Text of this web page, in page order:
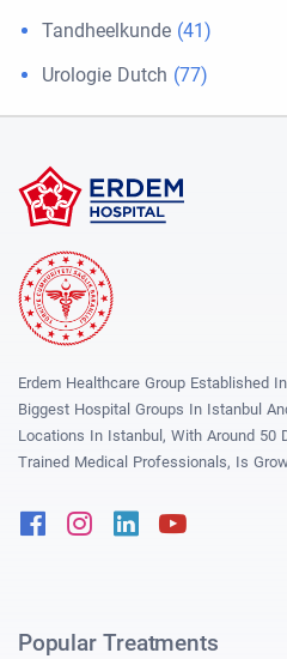
Tandheelkunde (41)
Urologie Dutch (77)
Erdem Healthcare Group Established
Biggest Hospital Groups In Istanbul
Locations In Istanbul, With Around 50
Trained Medical Professionals, Is
FacebookInstagram
Linkedin
Popular Treatments